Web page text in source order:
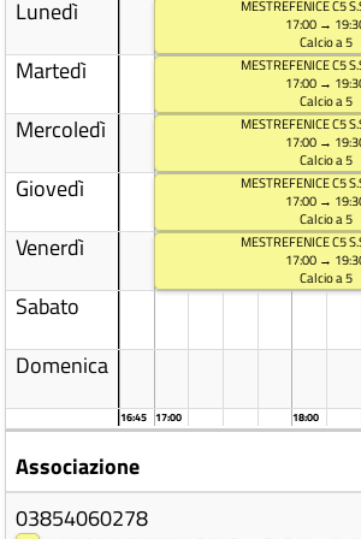
Lunedì
MESTREFENICE C5
17:00 →
Calcio a 5
Martedì
MESTREFENICE C5
17:00 →
Calcio a 5
Mercoledì
MESTREFENICE C5
17:00 →
Calcio a 5
Giovedì
MESTREFENICE C5
17:00 →
Calcio a 5
Venerdì
MESTREFENICE C5
17:00 →
Calcio a 5
Sabato
Domenica
16:45 17:00 18:00
Associazione
03854060278